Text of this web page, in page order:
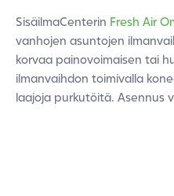
SisäilmaCenterin Fresh Air
vanhojen asuntojen
korvaa painovoimaisen tai
ilmanvaihdon toimivalla
laajoja purkutöitä. Asennus